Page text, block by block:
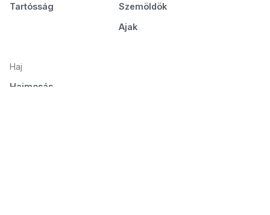
Tartósság
Szemöldök
Ajak
Haj
Hajmosás